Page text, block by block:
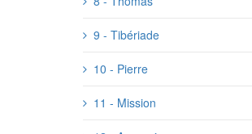
9 - Tibériade
10 - Pierre
11 - Mission